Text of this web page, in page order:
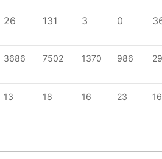
3686 7502 1370 986
13 18 16 23 16
26 131 3 0